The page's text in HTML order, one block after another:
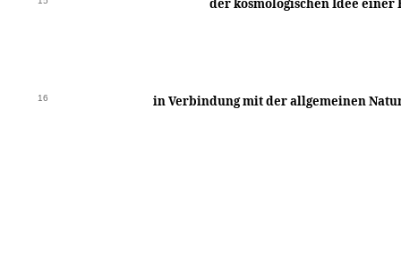
der kosmologischen Idee einer
16 in Verbindung mit der allgemeinen